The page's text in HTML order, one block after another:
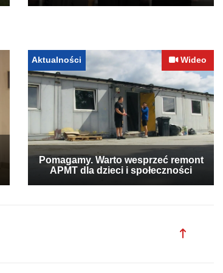
Aktualności Wideo
Pomagamy. Warto wesprzeć remont
APMT dla dzieci i społeczności